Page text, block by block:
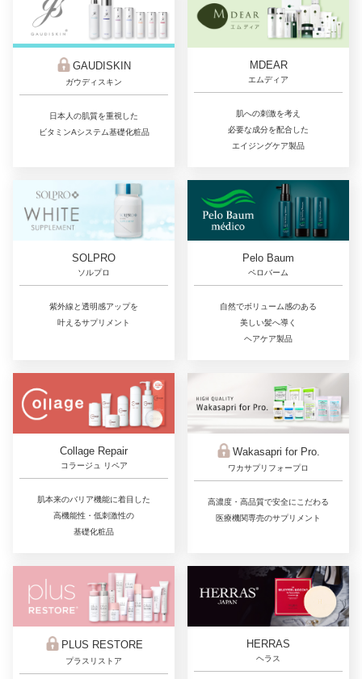
GAUDISKIN
ガウディスキン
日本人の肌質を重視した
ビタミンAシステム基礎化粧品
MDEAR
エムディア
肌への刺激を考え
必要な成分を配合した
エイジングケア製品
SOLPRO
ソルプロ
紫外線と透明感アップを
叶えるサプリメント
Pelo Baum
ペロバーム
自然でボリューム感のある
美しい髪へ導く
ヘアケア製品
Collage Repair
コラージュ リペア
肌本来のバリア機能に着目した
高機能性・低刺激性の
基礎化粧品
Wakasapri for Pro.
ワカサプリフォープロ
高濃度・高品質で安全にこだわる
医療機関専売のサプリメント
PLUS RESTORE
プラスリストア
HERRAS
ヘラス